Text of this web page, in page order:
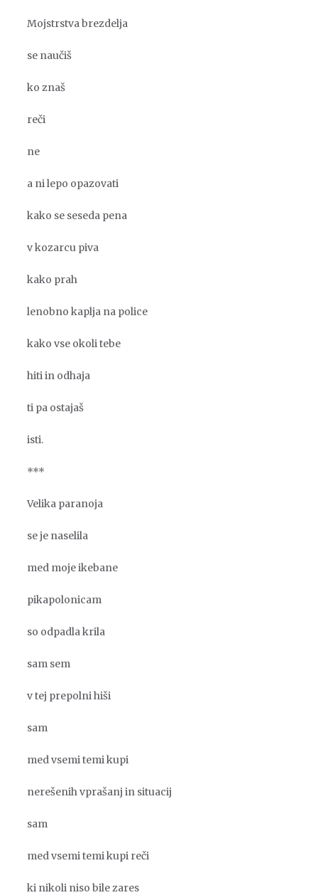
Mojstrstva brezdelja
se naučiš
ko znaš
reči
ne
a ni lepo opazovati
kako se seseda pena
v kozarcu piva
kako prah
lenobno kaplja na police
kako vse okoli tebe
hiti in odhaja
ti pa ostajaš
isti.
***
Velika paranoja
se je naselila
med moje ikebane
pikapolonicam
so odpadla krila
sam sem
v tej prepolni hiši
sam
med vsemi temi kupi
nerešenih vprašanj in situacij
sam
med vsemi temi kupi reči
ki nikoli niso bile zares